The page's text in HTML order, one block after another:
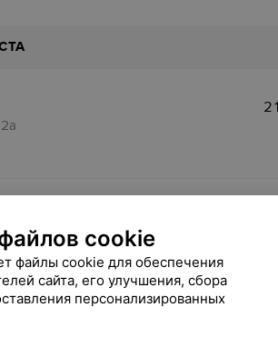
cookie
файлы cookie для обеспечения
сайта, его улучшения, сбора
персонализированных